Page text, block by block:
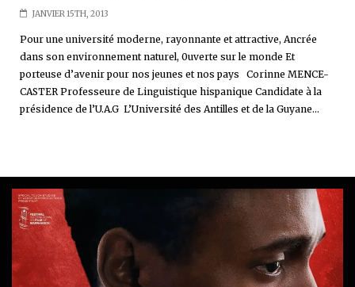
JANVIER 15TH, 2013
Pour une université moderne, rayonnante et attractive, Ancrée
dans son environnement naturel, 0uverte sur le monde Et
porteuse d’avenir pour nos jeunes et nos pays Corinne MENCE-
CASTER Professeure de Linguistique hispanique Candidate à la
présidence de l’U.A.G L’Université des Antilles et de la Guyane...